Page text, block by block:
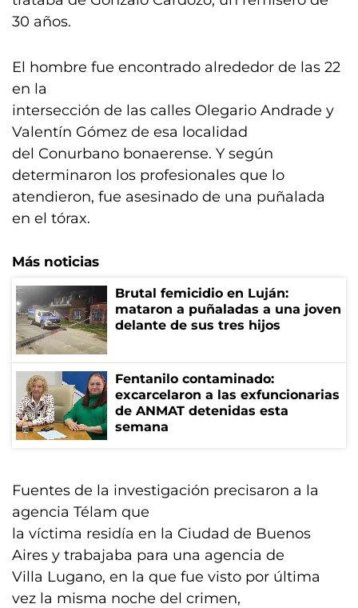
30 años.
El hombre fue encontrado alrededor de las 22
en la
intersección de las calles Olegario Andrade y
Valentín Gómez de esa localidad
del Conurbano bonaerense. Y según
determinaron los profesionales que lo
atendieron, fue asesinado de una puñalada
en el tórax.
Más noticias
Brutal femicidio en Luján:
mataron a puñaladas a una joven
delante de sus tres hijos
Fentanilo contaminado:
excarcelaron a las exfuncionarias
de ANMAT detenidas esta
semana
Fuentes de la investigación precisaron a la
agencia Télam que
la víctima residía en la Ciudad de Buenos
Aires y trabajaba para una agencia de
Villa Lugano, en la que fue visto por última
vez la misma noche del crimen,